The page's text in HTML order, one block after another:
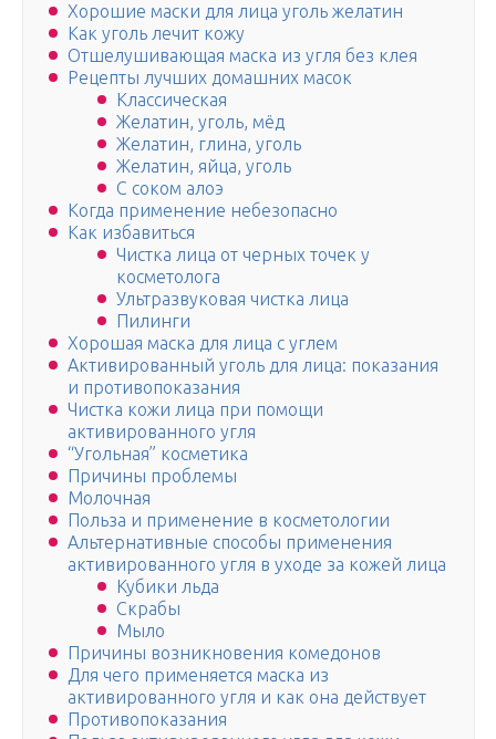
Хорошие маски для лица уголь желатин
Как уголь лечит кожу
Отшелушивающая маска из угля без клея
Рецепты лучших домашних масок
Классическая
Желатин, уголь, мёд
Желатин, глина, уголь
Желатин, яйца, уголь
С соком алоэ
Когда применение небезопасно
Как избавиться
Чистка лица от черных точек у
косметолога
Ультразвуковая чистка лица
Пилинги
Хорошая маска для лица с углем
Активированный уголь для лица: показания
и противопоказания
Чистка кожи лица при помощи
активированного угля
“Угольная” косметика
Причины проблемы
Молочная
Польза и применение в косметологии
Альтернативные способы применения
активированного угля в уходе за кожей лица
Кубики льда
Скрабы
Мыло
Причины возникновения комедонов
Для чего применяется маска из
активированного угля и как она действует
Противопоказания